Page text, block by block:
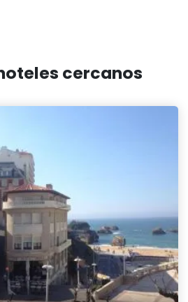
cercanos